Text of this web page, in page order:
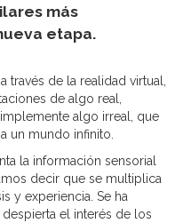
más
etapa.
través de la realidad virtual,
de algo real,
algo irreal, que
un mundo infinito.
la información sensorial
decir que se multiplica
y experiencia. Se ha
el interés de los